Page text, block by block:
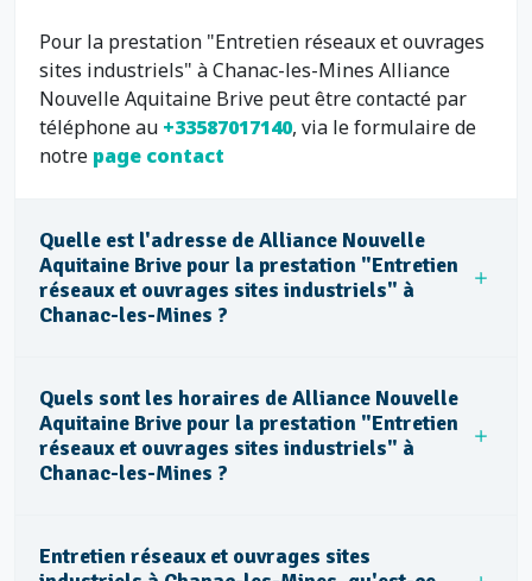
Pour la prestation "Entretien réseaux et ouvrages
sites industriels" à Chanac-les-Mines Alliance
Nouvelle Aquitaine Brive peut être contacté par
téléphone au +33587017140, via le formulaire de
notre page contact
Quelle est l'adresse de Alliance Nouvelle
Aquitaine Brive pour la prestation "Entretien
réseaux et ouvrages sites industriels" à
Chanac-les-Mines ?
Quels sont les horaires de Alliance Nouvelle
Aquitaine Brive pour la prestation "Entretien
réseaux et ouvrages sites industriels" à
Chanac-les-Mines ?
Entretien réseaux et ouvrages sites